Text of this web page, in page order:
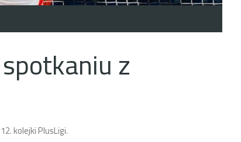
z
kolejki PlusLigi.